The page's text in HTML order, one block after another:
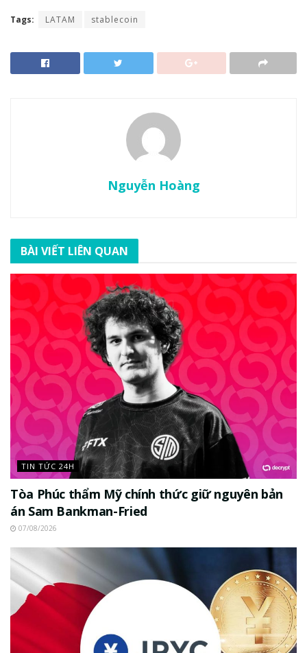
Tags: LATAM stablecoin
Nguyễn Hoàng
BÀI VIẾT LIÊN QUAN
TIN TỨC 24H
Tòa Phúc thẩm Mỹ chính thức giữ nguyên bản
án Sam Bankman-Fried
07/08/2026